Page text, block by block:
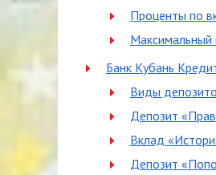
Проценты по
Максимальный
Банк Кубань
Виды
Депозит
Вклад
Депозит